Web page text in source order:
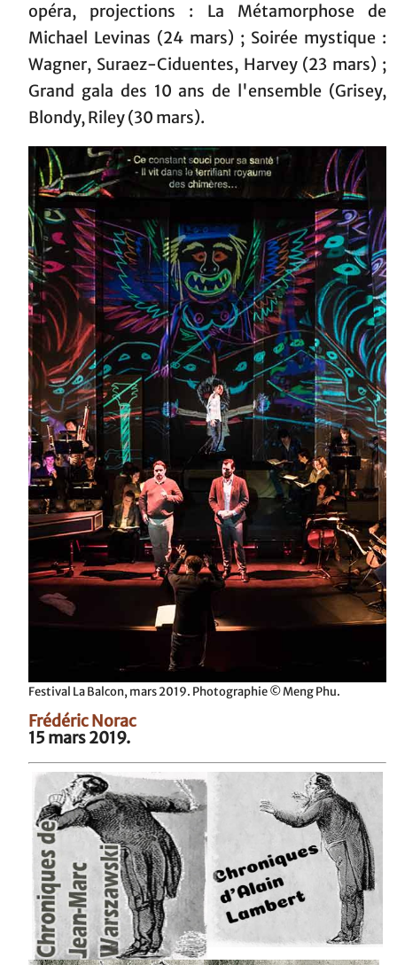
opéra, projections : La Métamorphose de
Michael Levinas (24 mars) ; Soirée mystique :
Wagner, Suraez-Ciduentes, Harvey (23 mars) ;
Grand gala des 10 ans de l'ensemble (Grisey,
Blondy, Riley (30 mars).
Festival La Balcon, mars 2019. Photographie © Meng Phu.
Frédéric Norac
15 mars 2019.